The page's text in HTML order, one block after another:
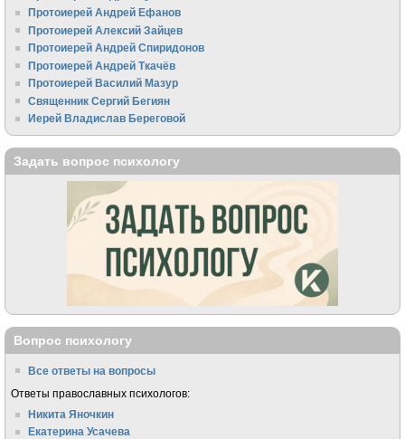
Протоиерей Андрей Ефанов
Протоиерей Алексий Зайцев
Протоиерей Андрей Спиридонов
Протоиерей Андрей Ткачёв
Протоиерей Василий Мазур
Священник Сергий Бегиян
Иерей Владислав Береговой
Задать вопрос психологу
Вопрос психологу
Все ответы на вопросы
Ответы православных психологов:
Никита Яночкин
Екатерина Усачева